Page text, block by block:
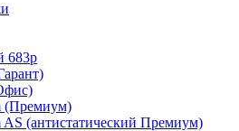
683р
(Премиум)
AS (антистатический Премиум)